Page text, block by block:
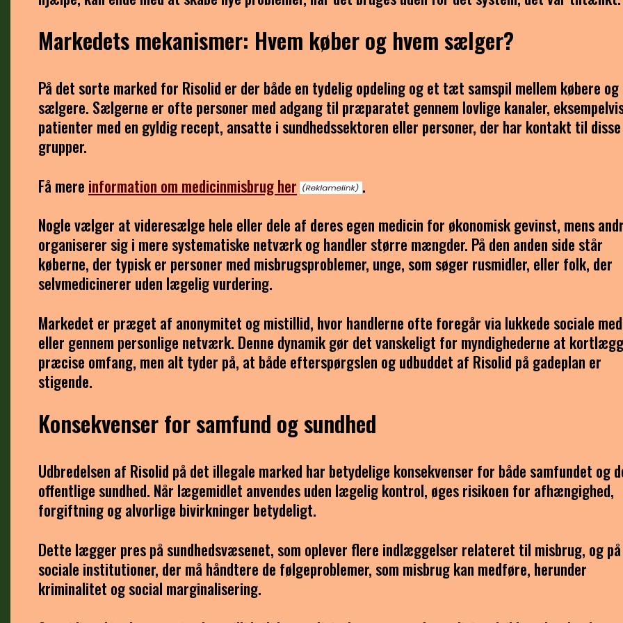
Markedets mekanismer: Hvem køber og hvem sælger?
På det sorte marked for Risolid er der både en tydelig opdeling og et tæt samspil mellem købere og
sælgere. Sælgerne er ofte personer med adgang til præparatet gennem lovlige kanaler,
patienter med en gyldig recept, ansatte i sundhedssektoren eller personer, der har kontakt til disse
grupper.
Få mere information om medicinmisbrug her
.
Nogle vælger at videresælge hele eller dele af deres egen medicin for økonomisk gevinst, mens
organiserer sig i mere systematiske netværk og handler større mængder. På den anden side står
køberne, der typisk er personer med misbrugsproblemer, unge, som søger rusmidler, eller folk, der
selvmedicinerer uden lægelig vurdering.
Markedet er præget af anonymitet og mistillid, hvor handlerne ofte foregår via lukkede sociale
eller gennem personlige netværk. Denne dynamik gør det vanskeligt for myndighederne at
præcise omfang, men alt tyder på, at både efterspørgslen og udbuddet af Risolid på gadeplan er
stigende.
Konsekvenser for samfund og sundhed
Udbredelsen af Risolid på det illegale marked har betydelige konsekvenser for både samfundet og
offentlige sundhed. Når lægemidlet anvendes uden lægelig kontrol, øges risikoen for afhængighed,
forgiftning og alvorlige bivirkninger betydeligt.
Dette lægger pres på sundhedsvæsenet, som oplever flere indlæggelser relateret til misbrug, og på
sociale institutioner, der må håndtere de følgeproblemer, som misbrug kan medføre, herunder
kriminalitet og social marginalisering.